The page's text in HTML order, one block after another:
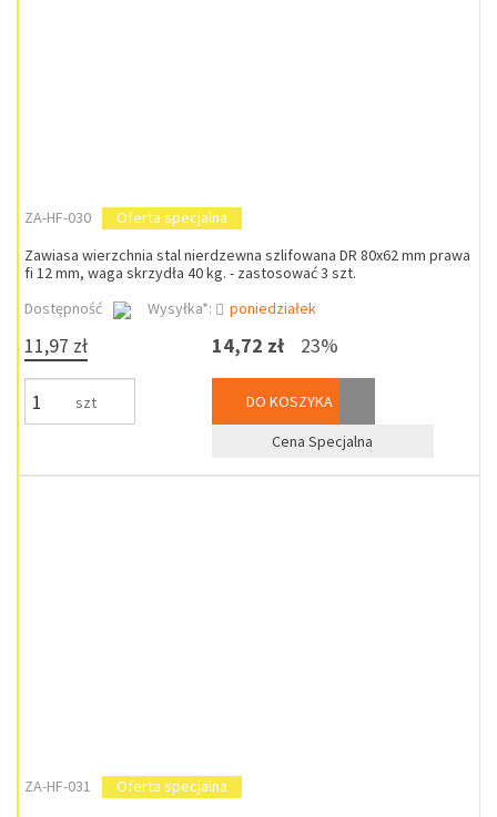
ZA-HF-030
Oferta specjalna
Zawiasa wierzchnia stal nierdzewna szlifowana DR 80x62 mm prawa
fi 12 mm, waga skrzydła 40 kg. - zastosować 3 szt.
Dostępność
Wysyłka*: poniedziałek
11,97 zł
szt
14,72 zł 23%
DO KOSZYKA
Cena Specjalna
ZA-HF-031
Oferta specjalna